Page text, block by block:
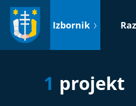
sadržaj
Izbornik
1 projekt